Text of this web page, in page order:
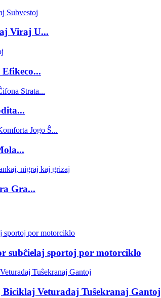
Viraj U...
Gra...
subĉielaj sportoj por motorciklo
Veturadaj Tuŝekranaj Gantoj